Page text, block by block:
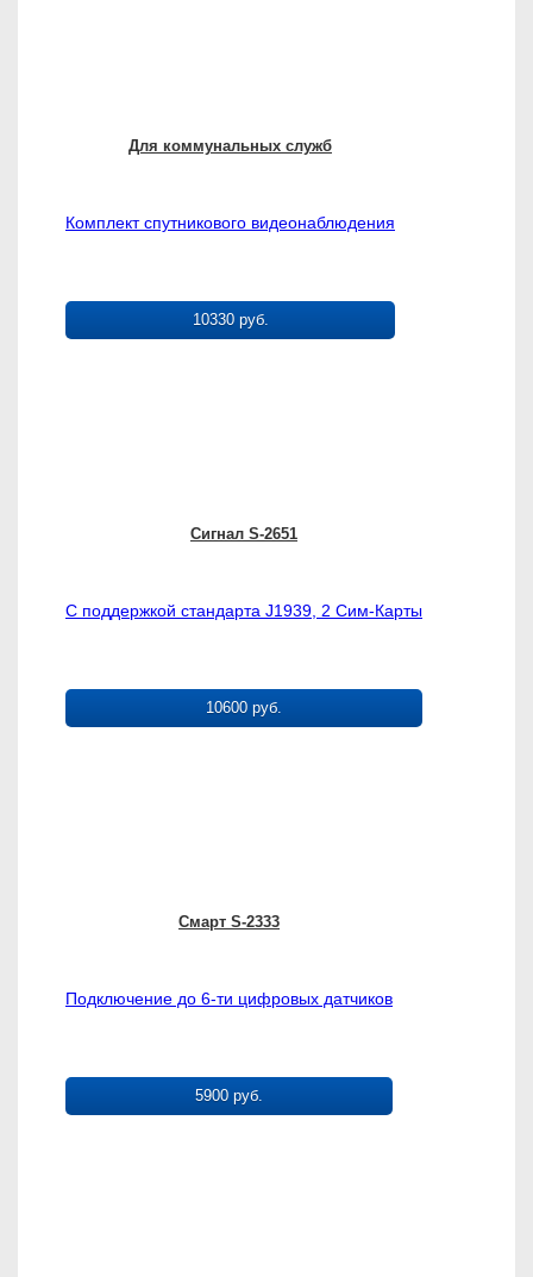
Для коммунальных служб
Комплект спутникового видеонаблюдения
10330 руб.
Сигнал S-2651
С поддержкой стандарта J1939, 2 Сим-Карты
10600 руб.
Смарт S-2333
Подключение до 6-ти цифровых датчиков
5900 руб.